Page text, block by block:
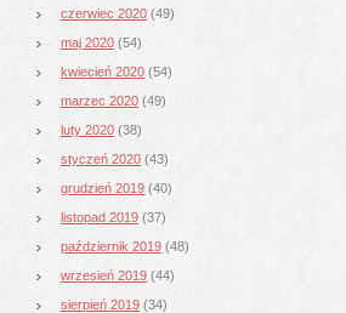
czerwiec 2020 (49)
maj 2020 (54)
kwiecień 2020 (54)
marzec 2020 (49)
luty 2020 (38)
styczeń 2020 (43)
grudzień 2019 (40)
listopad 2019 (37)
październik 2019 (48)
wrzesień 2019 (44)
sierpień 2019 (34)